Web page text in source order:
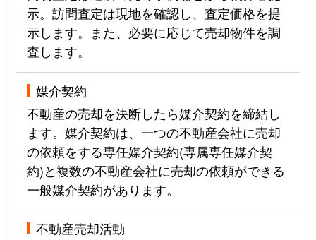
示。訪問査定は現地を確認し、査定価格を提
示します。また、必要に応じて売却物件を調
査します。
媒介契約
不動産の売却を決断したら媒介契約を締結し
ます。媒介契約は、一つの不動産会社に売却
の依頼をする専任媒介契約(専属専任媒介契
約)と複数の不動産会社に売却の依頼ができる
一般媒介契約があります。
不動産売却活動